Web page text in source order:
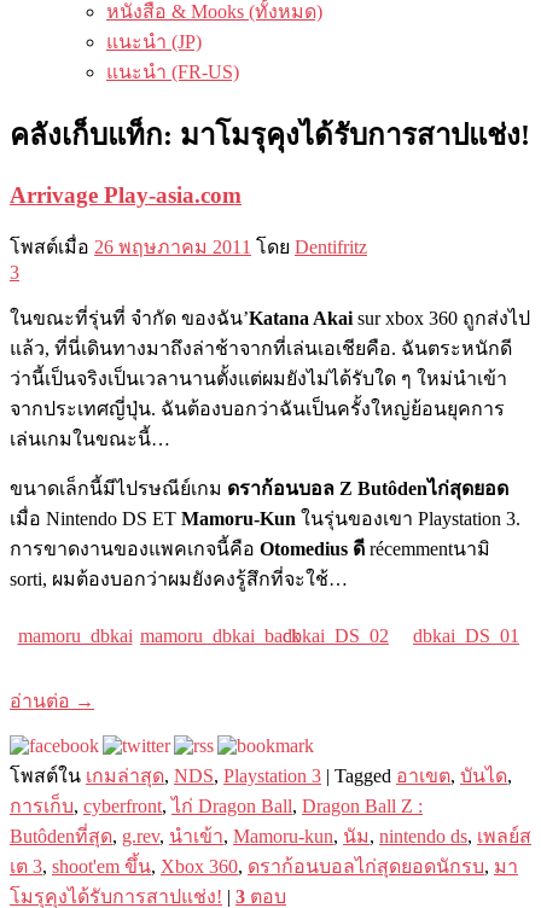
หนังสือ & Mooks (ทั้งหมด)
แนะนำ (JP)
แนะนำ (FR-US)
คลังเก็บแท็ก: มาโมรุคุงได้รับการสาปแช่ง!
Arrivage Play-asia.com
โพสต์เมื่อ 26 พฤษภาคม 2011 โดย Dentifritz
3
ในขณะที่รุ่นที่ จำกัด ของฉัน’Katana Akai sur xbox 360 ถูกส่งไป
แล้ว, ที่นี่เดินทางมาถึงล่าช้าจากที่เล่นเอเชียคือ. ฉันตระหนักดี
ว่านี้เป็นจริงเป็นเวลานานตั้งแต่ผมยังไม่ได้รับใด ๆ ใหม่นำเข้า
จากประเทศญี่ปุ่น. ฉันต้องบอกว่าฉันเป็นครั้งใหญ่ย้อนยุคการ
เล่นเกมในขณะนี้…
ขนาดเล็กนี้มีไปรษณีย์เกม ดราก้อนบอล Z Butôdenไก่สุดยอด
เมื่อ Nintendo DS ET Mamoru-Kun ในรุ่นของเขา Playstation 3.
การขาดงานของแพคเกจนี้คือ Otomedius ดี récemmentนามิ
sorti, ผมต้องบอกว่าผมยังคงรู้สึกที่จะใช้…
mamoru_dbkai mamoru_dbkai_backdbkai_DS_02 dbkai_DS_01
อ่านต่อ →
โพสต์ใน เกมล่าสุด, NDS, Playstation 3 | Tagged อาเขต, บันได,
การเก็บ, cyberfront,ไก่ Dragon Ball, Dragon Ball Z :
Butôdenที่สุด, g.rev, นำเข้า, Mamoru-kun, นัม, nintendo ds, เพลย์ส
เต 3, shoot'em ขึ้น, Xbox 360, ดราก้อนบอลไก่สุดยอดนักรบ, มา
โมรุคุงได้รับการสาปแช่ง! | 3 ตอบ